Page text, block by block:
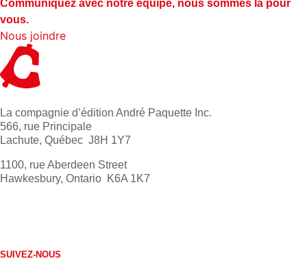
Communiquez avec notre équipe, nous sommes là pour
vous.
Nous joindre
La compagnie d’édition André Paquette Inc.
566, rue Principale
Lachute, Québec J8H 1Y7
1100, rue Aberdeen Street
Hawkesbury, Ontario K6A 1K7
SUIVEZ-NOUS